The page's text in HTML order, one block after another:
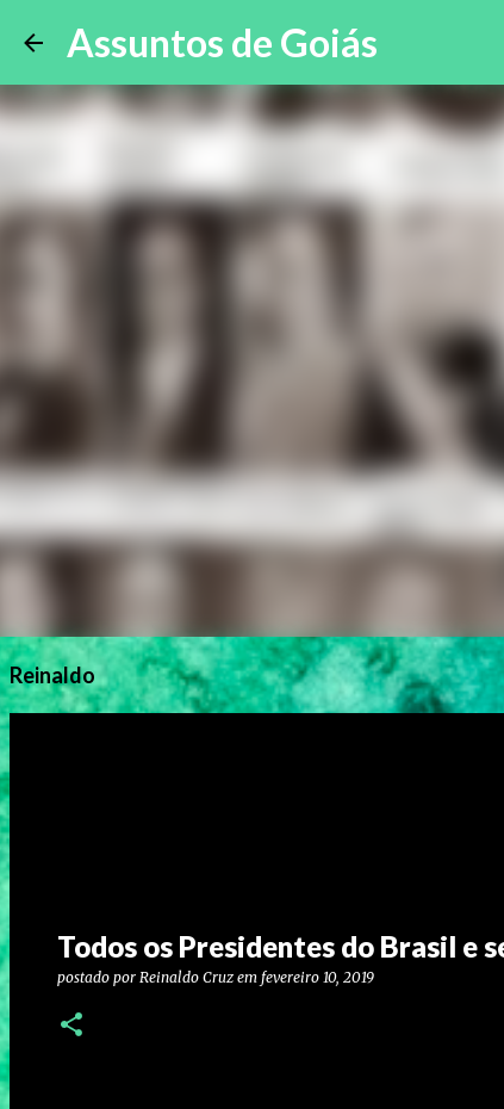
Assuntos de Goiás
Reinaldo
Todos os Presidentes do Brasil e
postado por Reinaldo Cruz em fevereiro 10, 2019